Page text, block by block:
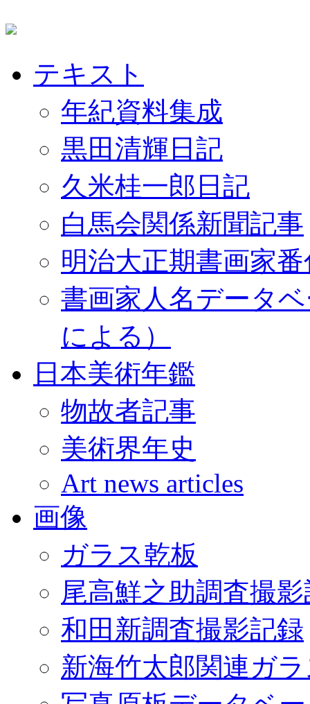
テキスト
年紀資料集成
黒田清輝日記
久米桂一郎日記
白馬会関係新聞記事
明治大正期書画家
書画家人名データ
による）
日本美術年鑑
物故者記事
美術界年史
Art news articles
画像
ガラス乾板
尾高鮮之助調査撮
和田新調査撮影記録
新海竹太郎関連ガ